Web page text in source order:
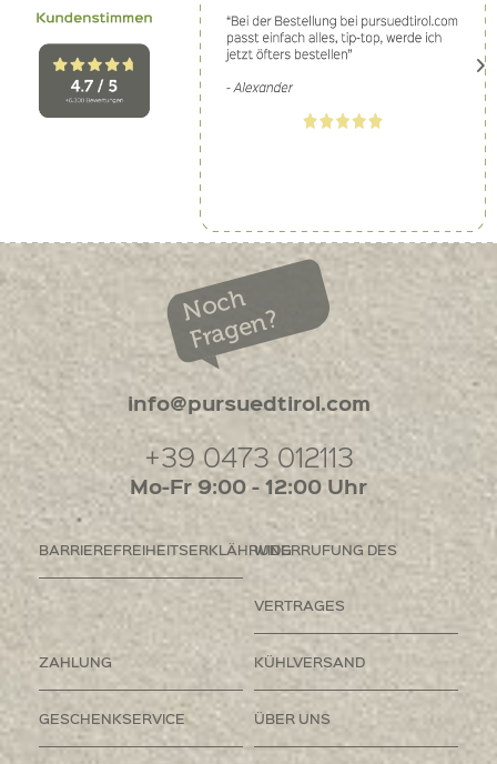
Noch
Fragen?
info@pursuedtirol.com
+39 0473 012113
Mo-Fr 9:00 - 12:00 Uhr
BARRIEREFREIHEITSERKLÄHRUNGWIDERRUFUNG DES
VERTRAGES
ZAHLUNG KÜHLVERSAND
GESCHENKSERVICE ÜBER UNS